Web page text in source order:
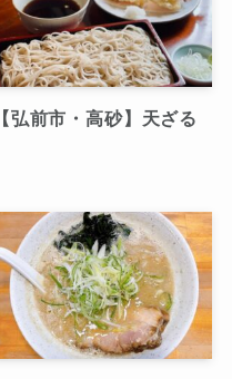
【弘前市・高砂】天ざる